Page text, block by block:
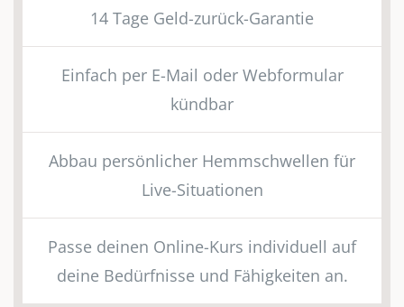
14 Tage Geld-zurück-Garantie
Einfach per E-Mail oder Webformular
kündbar
Abbau persönlicher Hemmschwellen für
Live-Situationen
Passe deinen Online-Kurs individuell auf
deine Bedürfnisse und Fähigkeiten an.